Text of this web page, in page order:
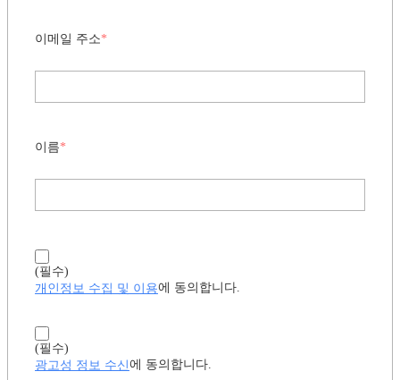
이메일 주소*
이름*
(필수)
개인정보 수집 및 이용에 동의합니다.
(필수)
광고성 정보 수신에 동의합니다.